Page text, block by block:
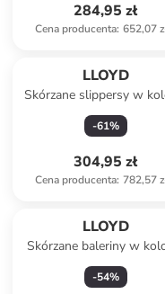
284,95 zł
Cena producenta: 652,07
LLOYD
Skórzane slippersy w
czerwonym
-61%
304,95 zł
Cena producenta: 782,57
LLOYD
Skórzane baleriny w
jasnobrązowo-beżowym
-54%